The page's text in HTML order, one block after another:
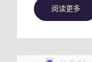
阅读更多